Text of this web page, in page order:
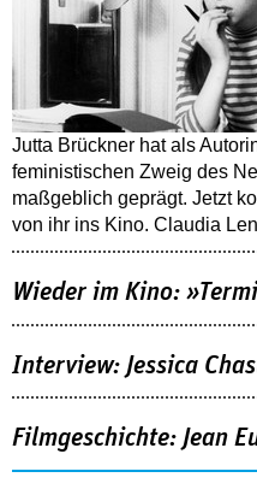
Jutta Brückner hat als
feministischen Zweig des
maßgeblich geprägt. Jetzt
von ihr ins Kino. Claudia
Wieder im Kino:
Interview: Jessica
Filmgeschichte: Jean